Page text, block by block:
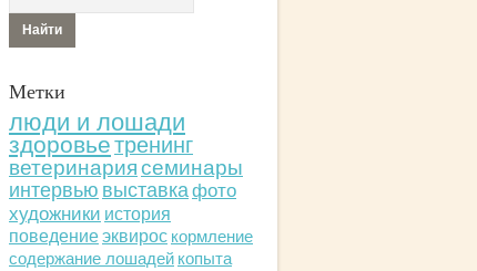
Метки
люди и лошади
здоровьетренинг
ветеринариясеминары
интервью выставкафото
художники история
поведениеэквирос кормление
содержание лошадей копыта